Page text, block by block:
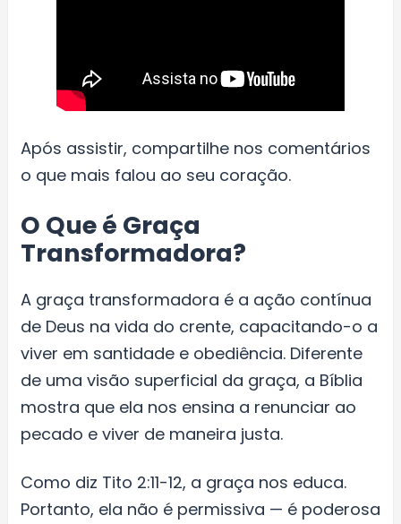
Após assistir, compartilhe nos comentários
o que mais falou ao seu coração.
O Que é Graça
Transformadora?
A graça transformadora é a ação contínua
de Deus na vida do crente, capacitando-o a
viver em santidade e obediência. Diferente
de uma visão superficial da graça, a Bíblia
mostra que ela nos ensina a renunciar ao
pecado e viver de maneira justa.
Como diz Tito 2:11-12, a graça nos educa.
Portanto, ela não é permissiva — é poderosa